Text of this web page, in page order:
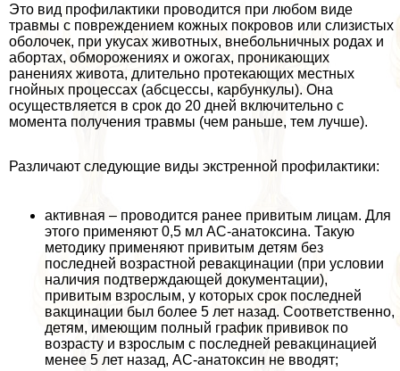
Это вид профилактики проводится при любом виде
травмы с повреждением кожных покровов или слизистых
оболочек, при укусах животных, внебольничных родах и
aбopтах, обморожениях и ожогах, проникающих
ранениях живота, длительно протекающих местных
гнойных процессах (абсцессы, карбункулы). Она
осуществляется в срок до 20 дней включительно с
момента получения травмы (чем раньше, тем лучше).
Различают следующие виды экстренной профилактики:
активная – проводится ранее привитым лицам. Для
этого применяют 0,5 мл АС-анатоксина. Такую
методику применяют привитым детям без
последней возрастной ревакцинации (при условии
наличия подтверждающей документации),
привитым взрослым, у которых срок последней
вакцинации был более 5 лет назад. Соответственно,
детям, имеющим полный график прививок по
возрасту и взрослым с последней ревакцинацией
менее 5 лет назад, АС-анатоксин не вводят;